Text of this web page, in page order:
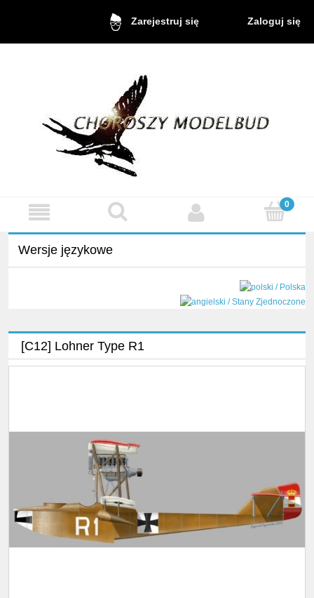
Zarejestruj się Zaloguj się
Wersje językowe
[C12] Lohner Type R1